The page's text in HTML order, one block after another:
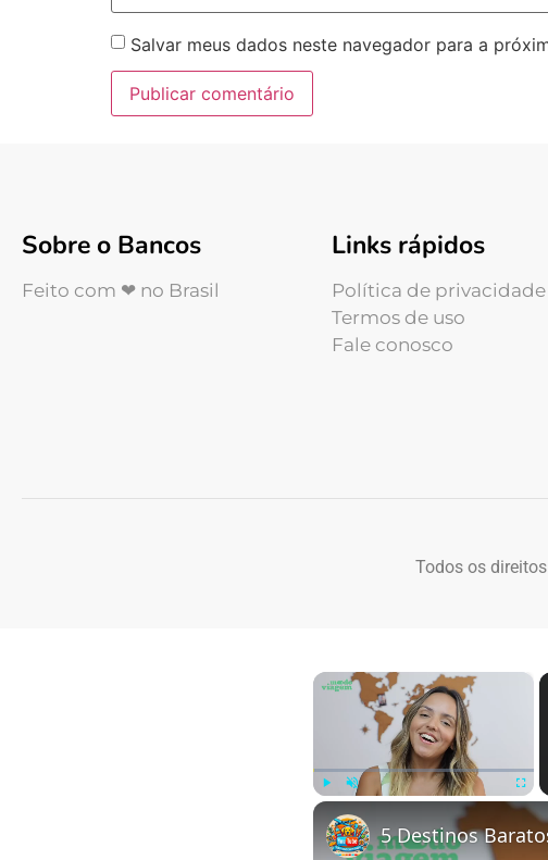
Salvar meus dados neste navegador para a
Sobre o Bancos
Feito com ❤ no Brasil
Links rápidos
Política de privacidade
Termos de uso
Fale conosco
Todos os
×
5 Destinos